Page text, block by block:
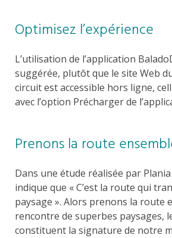
Optimisez l’expérience
L’utilisation de l’application
suggérée, plutôt que le site Web
circuit est accessible hors ligne,
avec l’option Précharger de
Prenons la route
Dans une étude réalisée par
indique que « C’est la route qui
paysage ». Alors prenons la route
rencontre de superbes paysages,
constituent la signature de notre